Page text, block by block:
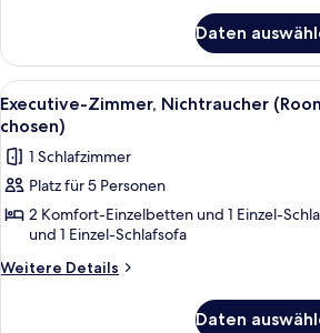
View)
anzeigen
Zweibettzimmer,
Nichtraucher
(with
Sofa
Super
City
Daten
Alle
Fotos
für
Executive-
Zimmer,
Nichtraucher
(Room
types
Ein
10
Executive-Zimmer, Nichtraucher
chosen)
1 Schlafzimmer
Platz für 5 Personen
2 Komfort-Einzelbetten und 1 Einzel-
und 1 Einzel-Schlafsofa
Weitere Details
Weitere
Daten